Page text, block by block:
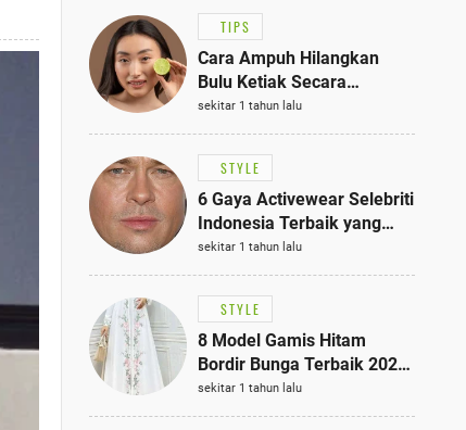
Kaftan Cokelat
TIPS
Cara Ampuh Hilangkan
Bulu Ketiak Secara
Permanen dalam 5
Langkah Sederhana
sekitar 1 tahun lalu
STYLE
6 Gaya Activewear Selebriti
Indonesia Terbaik yang
Bisa Jadi Inspirasi
Fashionmu
sekitar 1 tahun lalu
STYLE
8 Model Gamis Hitam
Bordir Bunga Terbaik 2025,
Stylish untuk Hangout
hingga Acara Semi-Formal
sekitar 1 tahun lalu